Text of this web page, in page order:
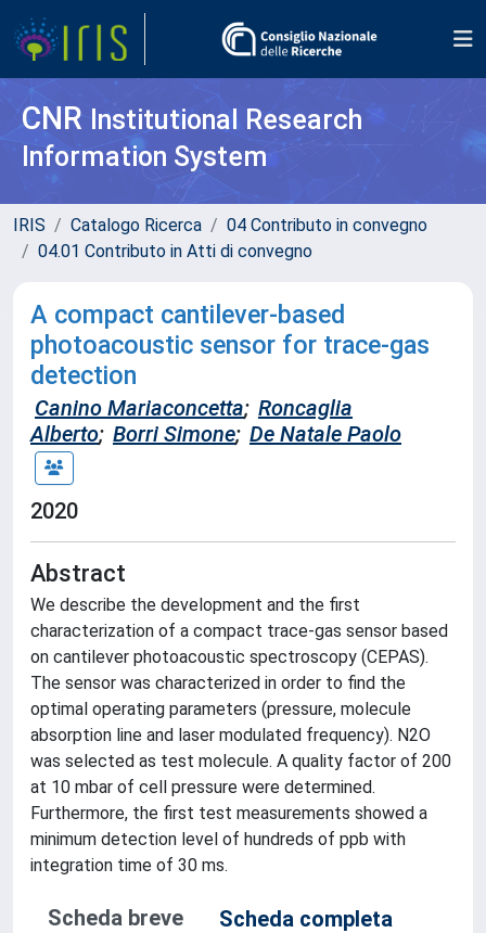
CNR Institutional Research
Information System
IRIS Catalogo Ricerca
04 Contributo in convegno
04.01 Contributo in Atti di convegno
A compact cantilever-based
photoacoustic sensor for trace-gas
detection
Canino Mariaconcetta; Roncaglia
Alberto; Borri Simone; De Natale Paolo
2020
Abstract
We describe the development and the first
characterization of a compact trace-gas sensor based
on cantilever photoacoustic spectroscopy (CEPAS).
The sensor was characterized in order to find the
optimal operating parameters (pressure, molecule
absorption line and laser modulated frequency). N2O
was selected as test molecule. A quality factor of 200
at 10 mbar of cell pressure were determined.
Furthermore, the first test measurements showed a
minimum detection level of hundreds of ppb with
integration time of 30 ms.
Scheda breve
Scheda completa